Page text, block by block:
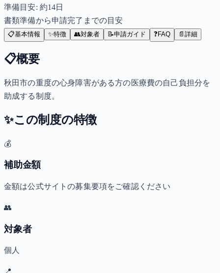
準備目安: 約14日
書類準備から申請完了までの目安
📋基本情報 ✨特徴 👥対象者 📝申請ガイド ❓FAQ 📄 詳細
📋概要
秋田市の重度の心身障害がある方の医療費の自己負担分を
助成する制度。
✨この制度の特徴
💰
補助金額
金額は公式サイトの募集要項をご確認ください
👥
対象者
個人